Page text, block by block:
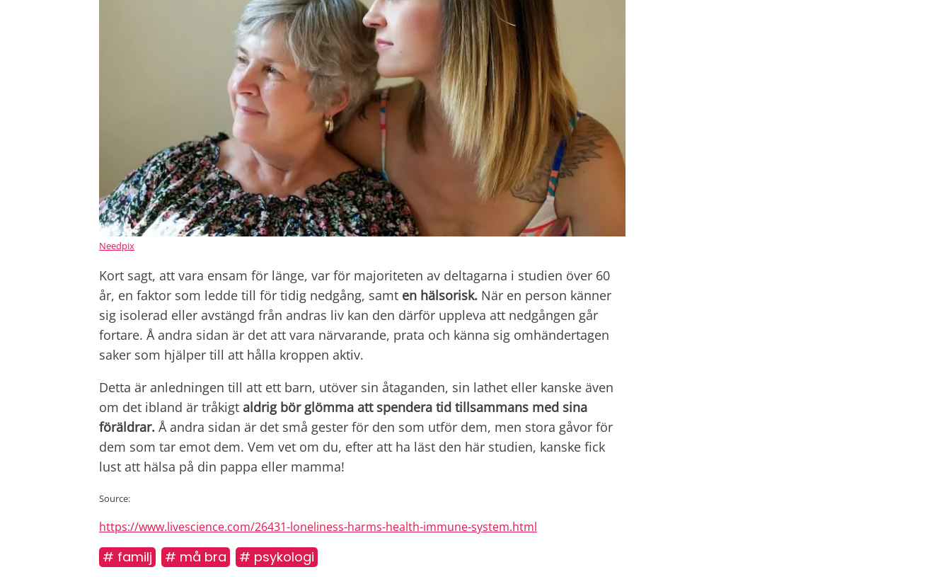
Needpix
Kort sagt, att vara ensam för länge, var för majoriteten av deltagarna i studien över 60
år, en faktor som ledde till för tidig nedgång, samt en hälsorisk. När en person känner
sig isolerad eller avstängd från andras liv kan den därför uppleva att nedgången går
fortare. Å andra sidan är det att vara närvarande, prata och känna sig omhändertagen
saker som hjälper till att hålla kroppen aktiv.
Detta är anledningen till att ett barn, utöver sin åtaganden, sin lathet eller kanske även
om det ibland är tråkigt aldrig bör glömma att spendera tid tillsammans med sina
föräldrar. Å andra sidan är det små gester för den som utför dem, men stora gåvor för
dem som tar emot dem. Vem vet om du, efter att ha läst den här studien, kanske fick
lust att hälsa på din pappa eller mamma!
Source:
https://www.livescience.com/26431-loneliness-harms-health-immune-system.html
# familj # må bra # psykologi